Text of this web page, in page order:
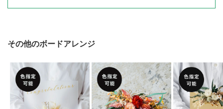
その他のボードアレンジ